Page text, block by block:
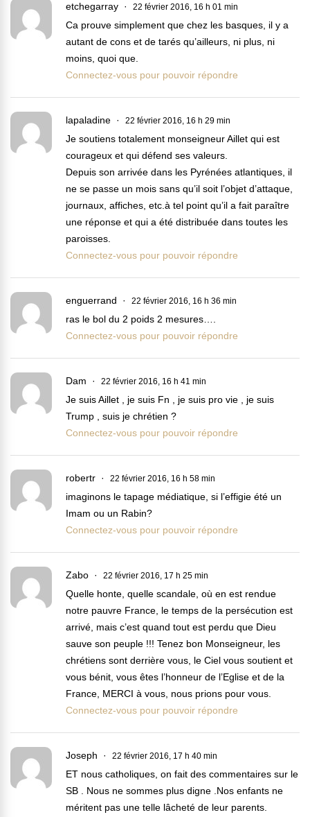
etchegarray 22 février 2016, 16 h 01 min
Ca prouve simplement que chez les basques, il y a
autant de cons et de tarés qu’ailleurs, ni plus, ni
moins, quoi que.
Connectez-vous pour pouvoir répondre
lapaladine 22 février 2016, 16 h 29 min
Je soutiens totalement monseigneur Aillet qui est
courageux et qui défend ses valeurs.
Depuis son arrivée dans les Pyrénées atlantiques, il
ne se passe un mois sans qu’il soit l’objet d’attaque,
journaux, affiches, etc.à tel point qu’il a fait paraître
une réponse et qui a été distribuée dans toutes les
paroisses.
Connectez-vous pour pouvoir répondre
enguerrand 22 février 2016, 16 h 36 min
ras le bol du 2 poids 2 mesures….
Connectez-vous pour pouvoir répondre
Dam 22 février 2016, 16 h 41 min
Je suis Aillet , je suis Fn , je suis pro vie , je suis
Trump , suis je chrétien ?
Connectez-vous pour pouvoir répondre
robertr 22 février 2016, 16 h 58 min
imaginons le tapage médiatique, si l’effigie été un
Imam ou un Rabin?
Connectez-vous pour pouvoir répondre
Zabo 22 février 2016, 17 h 25 min
Quelle honte, quelle scandale, où en est rendue
notre pauvre France, le temps de la persécution est
arrivé, mais c’est quand tout est perdu que Dieu
sauve son peuple !!! Tenez bon Monseigneur, les
chrétiens sont derrière vous, le Ciel vous soutient et
vous bénit, vous êtes l’honneur de l’Eglise et de la
France, MERCI à vous, nous prions pour vous.
Connectez-vous pour pouvoir répondre
Joseph 22 février 2016, 17 h 40 min
ET nous catholiques, on fait des commentaires sur le
SB . Nous ne sommes plus digne .Nos enfants ne
méritent pas une telle lâcheté de leur parents.